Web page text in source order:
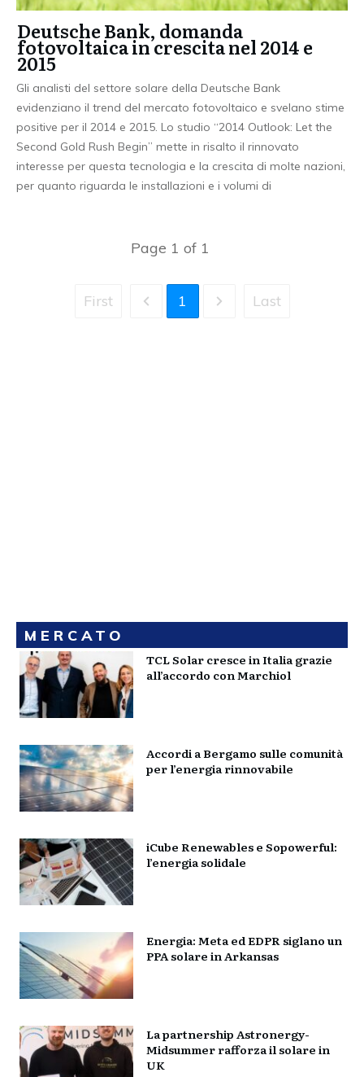
Deutsche Bank, domanda
fotovoltaica in crescita nel 2014 e
2015
Gli analisti del settore solare della Deutsche Bank
evidenziano il trend del mercato fotovoltaico e svelano stime
positive per il 2014 e 2015. Lo studio “2014 Outlook: Let the
Second Gold Rush Begin” mette in risalto il rinnovato
interesse per questa tecnologia e la crescita di molte nazioni,
per quanto riguarda le installazioni e i volumi di
Page 1 of 1
First 1 Last
MERCATO
TCL Solar cresce in Italia grazie
all’accordo con Marchiol
Accordi a Bergamo sulle comunità
per l’energia rinnovabile
iCube Renewables e Sopowerful:
l’energia solidale
Energia: Meta ed EDPR siglano un
PPA solare in Arkansas
La partnership Astronergy-
Midsummer rafforza il solare in
UK